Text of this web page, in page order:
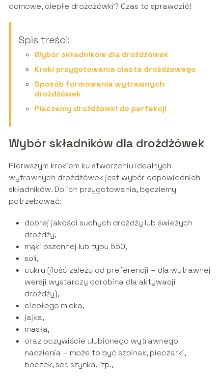
domowe, ciepłe drożdżówki? Czas to sprawdzić!
Spis treści:
Wybór składników dla drożdżówek
Kroki przygotowania ciasta drożdżowego
Sposób formowania wytrawnych
drożdżówek
Pieczemy drożdżówki do perfekcji
Wybór składników dla drożdżówek
Pierwszym krokiem ku stworzeniu idealnych
wytrawnych drożdżówek jest wybór odpowiednich
składników. Do ich przygotowania, będziemy
potrzebować:
dobrej jakości suchych drożdży lub świeżych
drożdży,
mąki pszennej lub typu 550,
soli,
cukru (ilość zależy od preferencji – dla wytrawnej
wersji wystarczy odrobina dla aktywacji
drożdży),
ciepłego mleka,
jajka,
masła,
oraz oczywiście ulubionego wytrawnego
nadzienia – może to być szpinak, pieczarki,
boczek, ser, szynka, itp.,